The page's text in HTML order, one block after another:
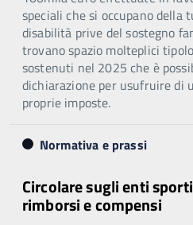
speciali che si occupano della
disabilità prive del sostegno
trovano spazio molteplici
sostenuti nel 2025 che è
dichiarazione per usufruire di
proprie imposte.
Normativa e prassi
Circolare sugli enti
rimborsi e compensi